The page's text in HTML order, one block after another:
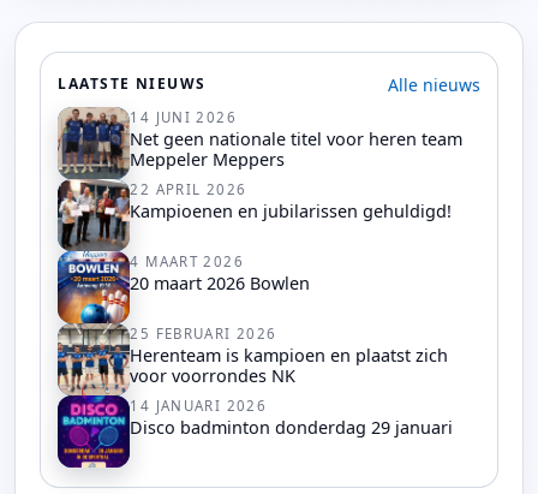
LAATSTE NIEUWS Alle nieuws
14 JUNI 2026
Net geen nationale titel voor heren team
Meppeler Meppers
22 APRIL 2026
Kampioenen en jubilarissen gehuldigd!
4 MAART 2026
20 maart 2026 Bowlen
25 FEBRUARI 2026
Herenteam is kampioen en plaatst zich
voor voorrondes NK
14 JANUARI 2026
Disco badminton donderdag 29 januari